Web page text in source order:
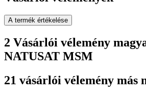
A termék értékelése
2 Vásárlói vélemény
NATUSAT MSM
21 vásárlói vélemény más